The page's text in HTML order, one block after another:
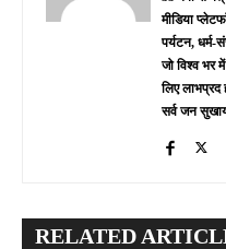
मीडिया
पर्यटन, धर्म-
जो विश्व
लिए लाभप्रद
सर्व जन
RELATED